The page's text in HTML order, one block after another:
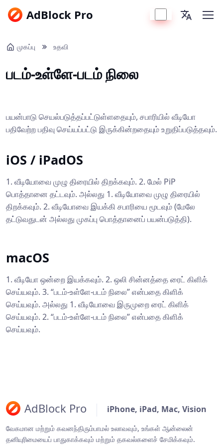
AdBlock Pro
முகப்பு உதவி
படம்-உள்ளே-படம் நிலை
பயன்பாடு செயல்படுத்தப்பட்டுள்ளதையும், சபாரியில் வீடியோ
பதிவேற்ற பதிவு செய்யப்பட்டு இருக்கின்றதையும் உறுதிப்படுத்தவும்.
iOS / iPadOS
1. வீடியோவை முழு திரையில் திறக்கவும். 2. மேல் PiP
பொத்தானை தட்டவும். அல்லது 1. வீடியோவை முழு திரையில்
திறக்கவும். 2. வீடியோவை இயக்கி சபாரியை மூடவும் (மேலே
தட்டுவதுடன் அல்லது முகப்பு பொத்தானைப் பயன்படுத்தி).
macOS
1. வீடியோ ஒன்றை இயக்கவும். 2. ஒலி சின்னத்தை ரைட் கிளிக்
செய்யவும். 3. “படம்-உள்ளே-படம் நிலை” என்பதை கிளிக்
செய்யவும். அல்லது 1. வீடியோவை இருமுறை ரைட் கிளிக்
செய்யவும். 2. “படம்-உள்ளே-படம் நிலை” என்பதை கிளிக்
செய்யவும்.
AdBlock Pro iPhone, iPad, Mac, Vision
வேகமான மற்றும் கவனந்திரும்பாமல் உலாவவும், உங்கள் ஆன்லைன்
தனியுரிமையைப் பாதுகாக்கவும் மற்றும் தகவல்களைச் சேமிக்கவும்.